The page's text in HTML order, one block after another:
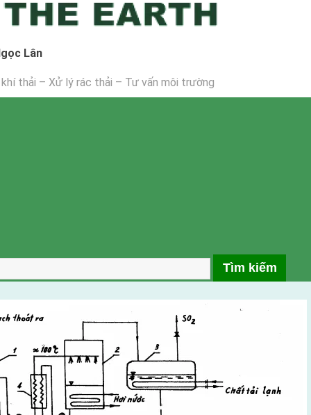
Lân
thải – Xử lý rác thải – Tư vấn môi trường